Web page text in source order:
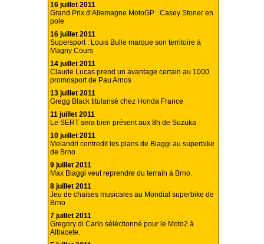
16 juillet 2011
Grand Prix d’Allemagne MotoGP : Casey Stoner en
pole
16 juillet 2011
Supersport : Louis Bulle marque son territoire à
Magny Cours
14 juillet 2011
Claude Lucas prend un avantage certain au 1000
promosport de Pau Arnos
13 juillet 2011
Gregg Black titularisé chez Honda France
11 juillet 2011
Le SERT sera bien présent aux 8h de Suzuka
10 juillet 2011
Melandri contredit les plans de Biaggi au superbike
de Brno
9 juillet 2011
Max Biaggi veut reprendre du terrain à Brno.
8 juillet 2011
Jeu de chaises musicales au Mondial superbike de
Brno
7 juillet 2011
Gregory di Carlo séléctionné pour le Moto2 à
Albacete.